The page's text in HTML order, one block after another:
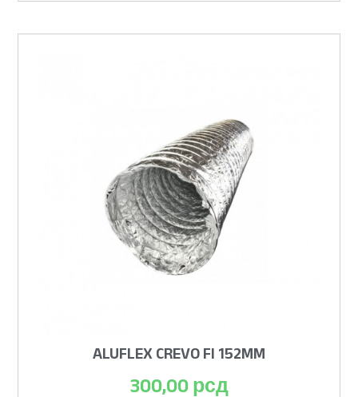
ALUFLEX CREVO FI 152MM
300,00 рсд